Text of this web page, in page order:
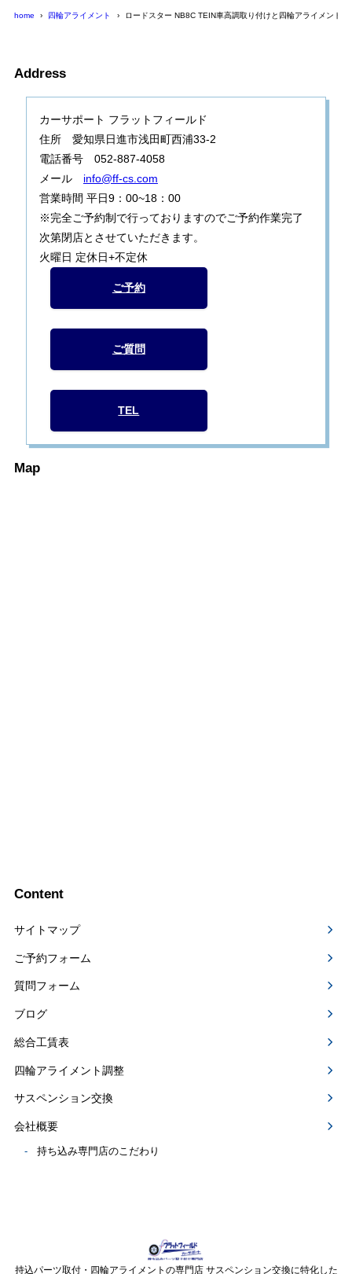
home 四輪アライメント ロードスター NB8C TEIN車高調取り付けと四輪アライメント
Address
カーサポート フラットフィールド
住所 愛知県日進市浅田町西浦33-2
電話番号 052-887-4058
メール info@ff-cs.com
営業時間 平日9：00~18：00
※完全ご予約制で行っておりますのでご予約作業完了
次第閉店とさせていただきます。
火曜日 定休日+不定休
ご予約
ご質問
TEL
Map
Content
サイトマップ
ご予約フォーム
質問フォーム
ブログ
総合工賃表
四輪アライメント調整
サスペンション交換
会社概要
持ち込み専門店のこだわり
持込パーツ取付・四輪アライメントの専門店 サスペンション交換に特化した